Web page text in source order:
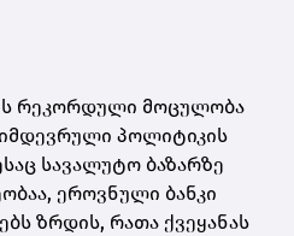
რეკორდული მოცულობა
პოლიტიკის
სავალუტო ბაზარზე
ეროვნული ბანკი
ზრდის, რათა ქვეყანას